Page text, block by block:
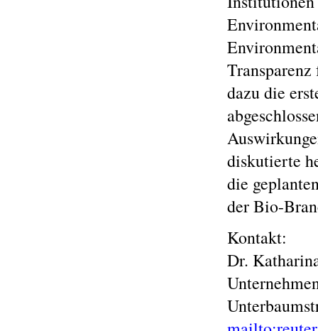
dazu die
diskutierte
die
der Bio-
Kontakt:
Dr.